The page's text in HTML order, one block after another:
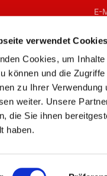
verwendet Cookies
Cookies, um
können und die
zu Ihrer
weiter. Unsere
die Sie ihnen
haben.
E-
Mo
Do